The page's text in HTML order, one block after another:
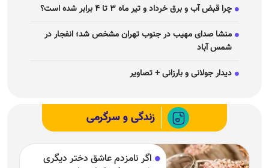
زندگی و سرگرمی
اگر نامزدم عاشق دختر دیگری
شده چه کنم؟ راهنمای
هات اسپات گوشی چیست و چرا
کار نمی‌کند؟ آموزش فعال‌سازی و